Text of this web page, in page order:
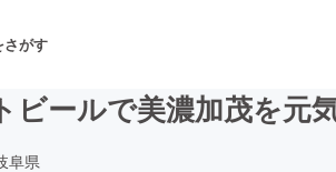
さがす
ールで美濃加茂を元
阜県